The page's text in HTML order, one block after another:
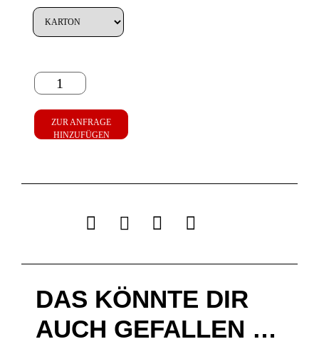
ZUR ANFRAGE
HINZUFÜGEN
DAS KÖNNTE DIR
AUCH GEFALLEN …